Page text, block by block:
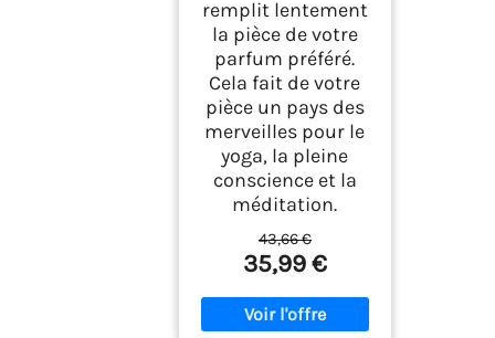
remplit lentement
la pièce de votre
parfum préféré.
Cela fait de votre
pièce un pays des
merveilles pour le
yoga, la pleine
conscience et la
méditation.
43,66 €
35,99 €